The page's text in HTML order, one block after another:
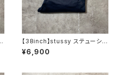
【38inch】stussy ステューシ
ー ジッパーフライ SSリン
ク 刺繍ロゴ ネイビー クロ
¥6,900